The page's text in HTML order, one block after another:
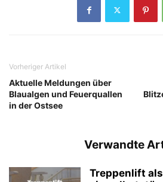
Vorheriger Artikel
Aktuelle Meldungen über
Blaualgen und Feuerquallen
in der Ostsee
Verwandte
Treppenlift